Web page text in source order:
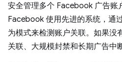
安全管理多个 Facebook 广告账
Facebook 使用先进的系统，通
为模式来检测账户关联。如果没
关联、大规模封禁和长期广告中